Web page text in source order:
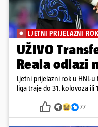
LJETNI PRIJELAZNI ROK
UŽIVO
Reala odlazi
Ljetni prijelazni rok u HNL-
liga traje do 31. kolovoza ili
77